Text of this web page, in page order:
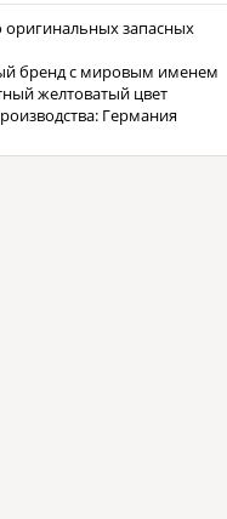
оригинальных запасных
бренд с мировым именем
желтоватый цвет
Германия